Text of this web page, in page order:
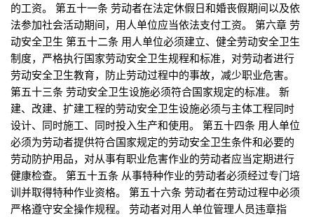
的工资。 第五十一条 劳动者在法定休假日和婚丧假期间以及依
法参加社会活动期间，用人单位应当依法支付工资。 第六章 劳
动安全卫生 第五十二条 用人单位必须建立、健全劳动安全卫生
制度，严格执行国家劳动安全卫生规程和标准，对劳动者进行
劳动安全卫生教育，防止劳动过程中的事故，减少职业危害。
第五十三条 劳动安全卫生设施必须符合国家规定的标准。 新
建、改建、扩建工程的劳动安全卫生设施必须与主体工程同时
设计、同时施工、同时投入生产和使用。 第五十四条 用人单位
必须为劳动者提供符合国家规定的劳动安全卫生条件和必要的
劳动防护用品，对从事有职业危害作业的劳动者应当定期进行
健康检查。 第五十五条 从事特种作业的劳动者必须经过专门培
训并取得特种作业资格。 第五十六条 劳动者在劳动过程中必须
严格遵守安全操作规程。 劳动者对用人单位管理人员违章指